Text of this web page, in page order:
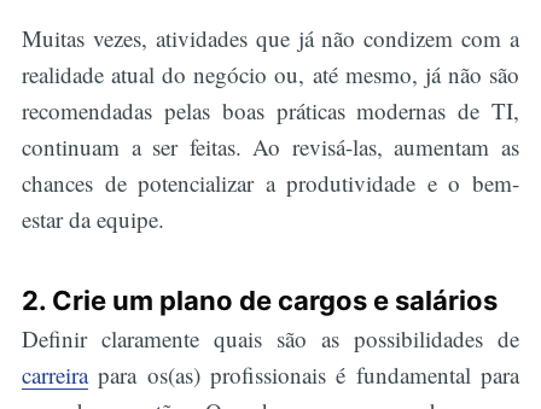
Muitas vezes, atividades que já não condizem com a
realidade atual do negócio ou, até mesmo, já não são
recomendadas pelas boas práticas modernas de TI,
continuam a ser feitas. Ao revisá-las, aumentam as
chances de potencializar a produtividade e o bem-
estar da equipe.
2. Crie um plano de cargos e salários
Definir claramente quais são as possibilidades de
carreirapara os(as) profissionais é fundamental para